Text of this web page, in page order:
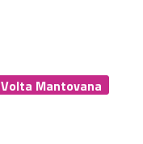
Volta Mantovana